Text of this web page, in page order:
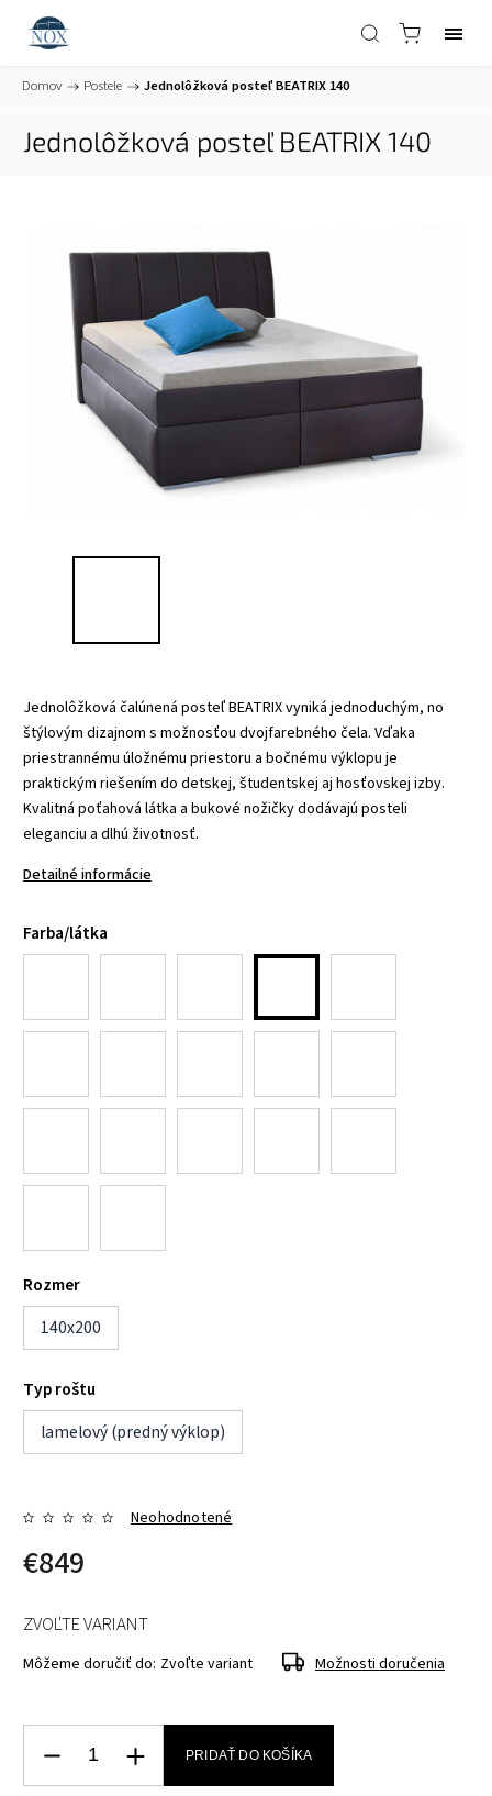
Domov / Postele / Jednolôžková posteľ BEATRIX 140
Jednolôžková posteľ BEATRIX 140
Jednolôžková čalúnená posteľ BEATRIX vyniká jednoduchým, no
štýlovým dizajnom s možnosťou dvojfarebného čela. Vďaka
priestrannému úložnému priestoru a bočnému výklopu je
praktickým riešením do detskej, študentskej aj hosťovskej izby.
Kvalitná poťahová látka a bukové nožičky dodávajú posteli
eleganciu a dlhú životnosť.
Detailné informácie
Farba/látka
Rozmer
140x200
Typ roštu
lamelový (predný výklop)
Neohodnotené
€849
ZVOĽTE VARIANT
Môžeme doručiť do: Zvoľte variant Možnosti doručenia
PRIDAŤ DO KOŠÍKA